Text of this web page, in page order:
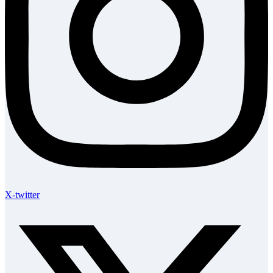
X-twitter